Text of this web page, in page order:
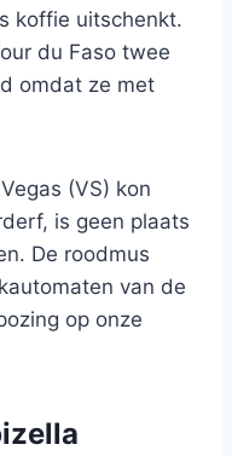
koffie uitschenkt.
du Faso twee
omdat ze met
(VS) kon
is geen plaats
De roodmus
van de
op onze